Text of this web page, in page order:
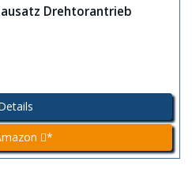
Drehtorantrieb
*